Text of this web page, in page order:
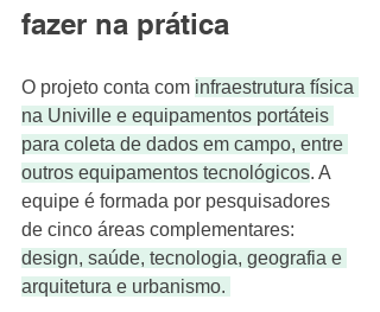
fazer na prática
O projeto conta com infraestrutura física
na Univille e equipamentos portáteis
para coleta de dados em campo, entre
outros equipamentos tecnológicos. A
equipe é formada por pesquisadores
de cinco áreas complementares:
design, saúde, tecnologia, geografia e
arquitetura e urbanismo.